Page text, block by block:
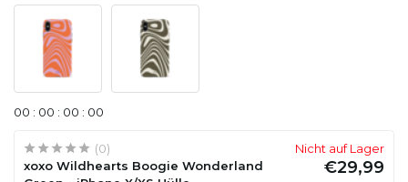
00 : 00 : 00 : 00
(0)
xoxo Wildhearts Boogie Wonderland
Nicht auf Lager
€29,99